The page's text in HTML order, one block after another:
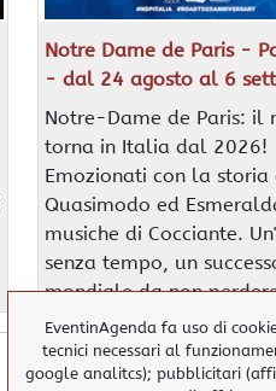
Notre Dame de Paris -
- dal 24 agosto al 6
Notre-Dame de Paris: il
torna in Italia dal 2026!
Emozionati con la storia
Quasimodo ed
musiche di Cocciante.
senza tempo, un
mondiale da non
EventinAgenda fa uso di
tecnici necessari al
google analitcs); pubblicitari